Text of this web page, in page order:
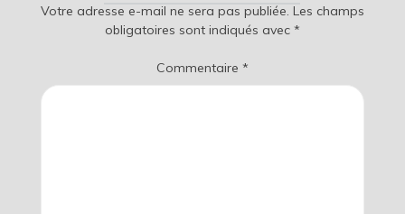
Votre adresse e-mail ne sera pas publiée. Les champs
obligatoires sont indiqués avec *
Commentaire *